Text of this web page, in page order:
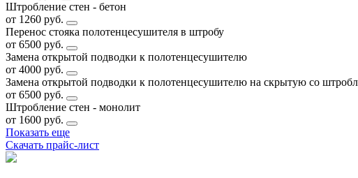
Штробление стен - бетон
от 1260 руб.
Перенос стояка полотенцесушителя в штробу
от 6500 руб.
Замена открытой подводки к полотенцесушителю
от 4000 руб.
Замена открытой подводки к полотенцесушителю на скрытую со
от 6500 руб.
Штробление стен - монолит
от 1600 руб.
Показать еще
Скачать прайс-лист